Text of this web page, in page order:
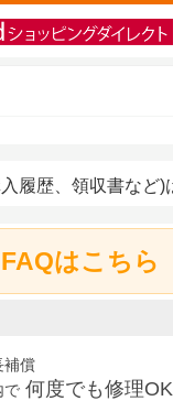
履歴、領収書など)
FAQはこちら
補償
で 何度でも修理OK